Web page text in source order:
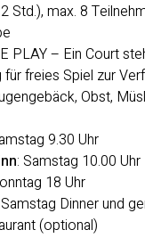
Std.), max. 8
PLAY – Ein Court
freies Spiel zur
Obst,
9.30 Uhr
: Samstag 10.00 Uhr
18 Uhr
Dinner und
(optional)